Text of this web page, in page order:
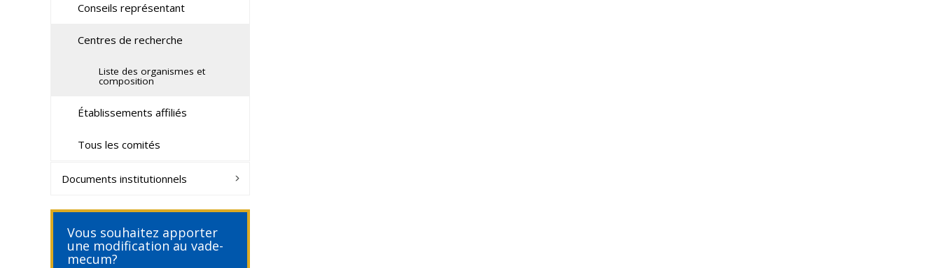
Conseils représentant
Centres de recherche
Liste des organismes et
composition
Établissements affiliés
Tous les comités
Documents institutionnels
Vous souhaitez apporter
une modification au vade-
mecum?